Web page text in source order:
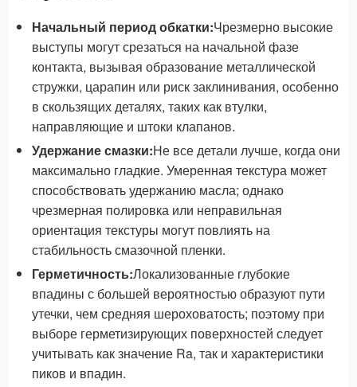
Начальный период обкатки:Чрезмерно высокие
выступы могут срезаться на начальной фазе
контакта, вызывая образование металлической
стружки, царапин или риск заклинивания, особенно
в скользящих деталях, таких как втулки,
направляющие и штоки клапанов.
Удержание смазки:Не все детали лучше, когда они
максимально гладкие. Умеренная текстура может
способствовать удержанию масла; однако
чрезмерная полировка или неправильная
ориентация текстуры могут повлиять на
стабильность смазочной пленки.
Герметичность:Локализованные глубокие
впадины с большей вероятностью образуют пути
утечки, чем средняя шероховатость; поэтому при
выборе герметизирующих поверхностей следует
учитывать как значение Ra, так и характеристики
пиков и впадин.